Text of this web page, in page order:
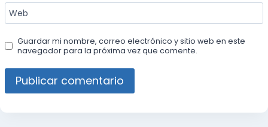
Web
Guardar mi nombre, correo electrónico y sitio web en este
navegador para la próxima vez que comente.